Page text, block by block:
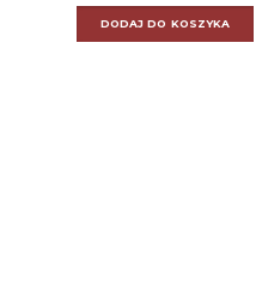
DODAJ DO KOSZYKA